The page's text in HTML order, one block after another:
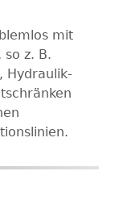
mit
z. B.
Hydraulik-